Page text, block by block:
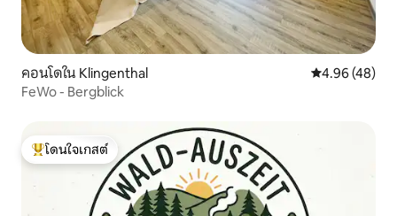
คอนโดใน Klingenthal คะแนนเฉลี่ย
4.96 (48)
FeWo - Bergblick
โดนใจเกสต์ที่สุด
โดนใจเกสต์